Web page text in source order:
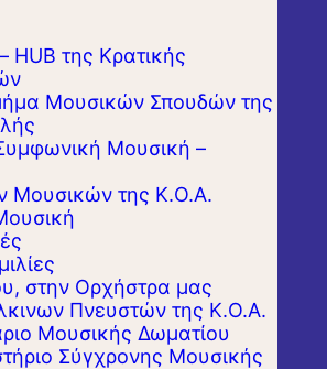
HUB της Κρατικής
Μουσικών Σπουδών της
Μουσική –
Μουσικών της Κ.Ο.Α.
στην Ορχήστρα μας
Πνευστών της Κ.Ο.Α.
Μουσικής Δωματίου
Σύγχρονης Μουσικής